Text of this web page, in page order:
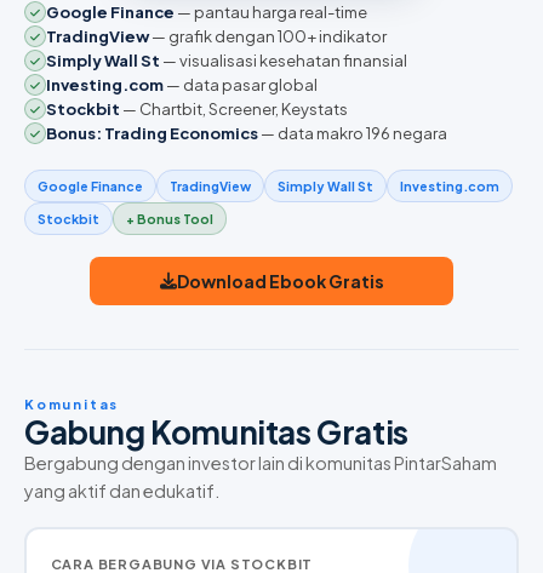
Google Finance — pantau harga real-time
TradingView— grafik dengan 100+ indikator
Simply Wall St — visualisasi kesehatan finansial
Investing.com— data pasar global
Stockbit — Chartbit, Screener, Keystats
Bonus: Trading Economics— data makro 196 negara
Google Finance TradingView Simply Wall St Investing.com
Stockbit + Bonus Tool
Download Ebook Gratis
Komunitas
Gabung Komunitas Gratis
Bergabung dengan investor lain di komunitas PintarSaham
yang aktif dan edukatif.
CARA BERGABUNG VIA STOCKBIT